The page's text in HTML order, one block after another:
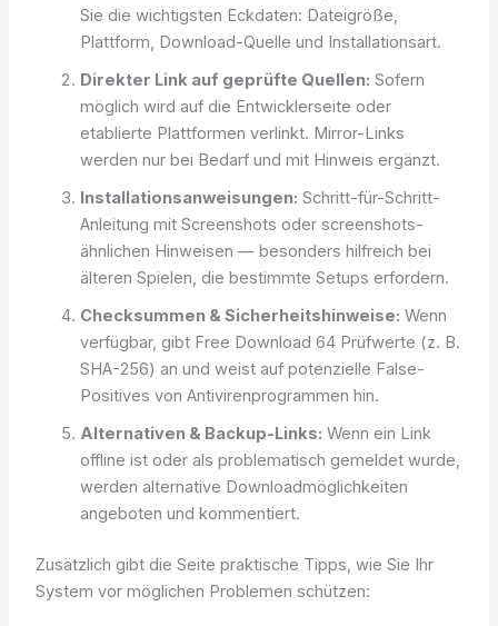
Sie die wichtigsten Eckdaten: Dateigröße,
Plattform, Download-Quelle und Installationsart.
Direkter Link auf geprüfte Quellen: Sofern
möglich wird auf die Entwicklerseite oder
etablierte Plattformen verlinkt. Mirror-Links
werden nur bei Bedarf und mit Hinweis ergänzt.
Installationsanweisungen: Schritt-für-Schritt-
Anleitung mit Screenshots oder screenshots-
ähnlichen Hinweisen — besonders hilfreich bei
älteren Spielen, die bestimmte Setups erfordern.
Checksummen & Sicherheitshinweise: Wenn
verfügbar, gibt Free Download 64 Prüfwerte (z. B.
SHA-256) an und weist auf potenzielle False-
Positives von Antivirenprogrammen hin.
Alternativen & Backup-Links: Wenn ein Link
offline ist oder als problematisch gemeldet wurde,
werden alternative Downloadmöglichkeiten
angeboten und kommentiert.
Zusätzlich gibt die Seite praktische Tipps, wie Sie Ihr
System vor möglichen Problemen schützen: